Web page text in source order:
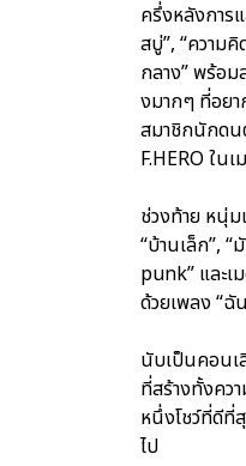
ครึ่งหลังการ
สบู่”, “ความคิ
กลาง” พร้อม
งมากๆ ที่อย
สมาชิกนักดน
F.HERO ใน
ช่วงท้าย หนุ่
“บ้านเล็ก”,
punk” และเ
ด้วยเพลง “ฉั
นับเป็นคอนเ
ที่สร้างทั้งคว
หนึ่งโชว์ที่ดีที่
ไป